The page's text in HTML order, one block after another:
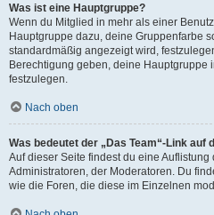
Was ist eine Hauptgruppe?
Wenn du Mitglied in mehr als einer
Hauptgruppe dazu, deine Gruppenfarbe
standardmäßig angezeigt wird,
Berechtigung geben, deine Hauptgruppe
festzulegen.
Nach oben
Was bedeutet der „Das Team“-Link auf
Auf dieser Seite findest du eine
Administratoren, der Moderatoren. Du
wie die Foren, die diese im Einzelnen